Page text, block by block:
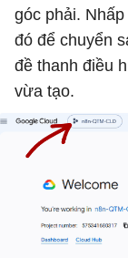
góc phải. Nhấp
đó để chuyển
đề thanh điều
vừa tạo.